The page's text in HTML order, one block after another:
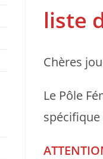
liste
Chères
Le Pôle
spécifique